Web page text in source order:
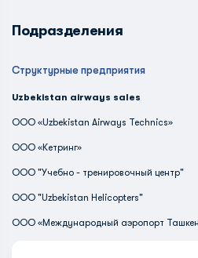
Подразделения
Структурные предприятия
Uzbekistan airways sales
ООО «Uzbekistan Airways Technics»
ООО «Кетринг»
ООО "Учебно - тренировочный центр"
ООО "Uzbekistan Helicopters"
ООО «Международный аэропорт